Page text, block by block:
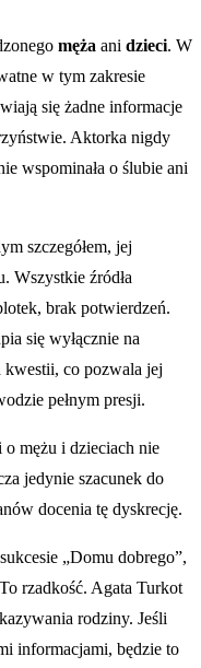
męża ani dzieci. W
w tym zakresie
się żadne informacje
Aktorka nigdy
wspominała o ślubie ani
szczegółem, jej
Wszystkie źródła
brak potwierdzeń.
się wyłącznie na
kwestii, co pozwala jej
pełnym presji.
mężu i dzieciach nie
jedynie szacunek do
docenia tę dyskrecję.
„Domu dobrego”,
rzadkość. Agata Turkot
rodziny. Jeśli
informacjami, będzie to